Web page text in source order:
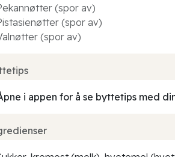
(spor av)
(spor av)
(spor av)
i appen for å se byttetips med